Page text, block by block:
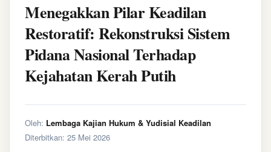
Menegakkan Pilar Keadilan
Restoratif: Rekonstruksi Sistem
Pidana Nasional Terhadap
Kejahatan Kerah Putih
Oleh: Lembaga Kajian Hukum & Yudisial Keadilan
Diterbitkan: 25 Mei 2026